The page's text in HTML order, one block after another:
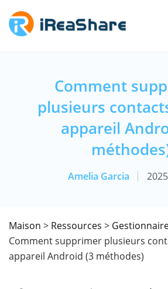
Comment
plusieurs
appareil
Amelia Garcia
Maison > Ressources >
Comment supprimer plusieurs
appareil Android (3 méthodes)